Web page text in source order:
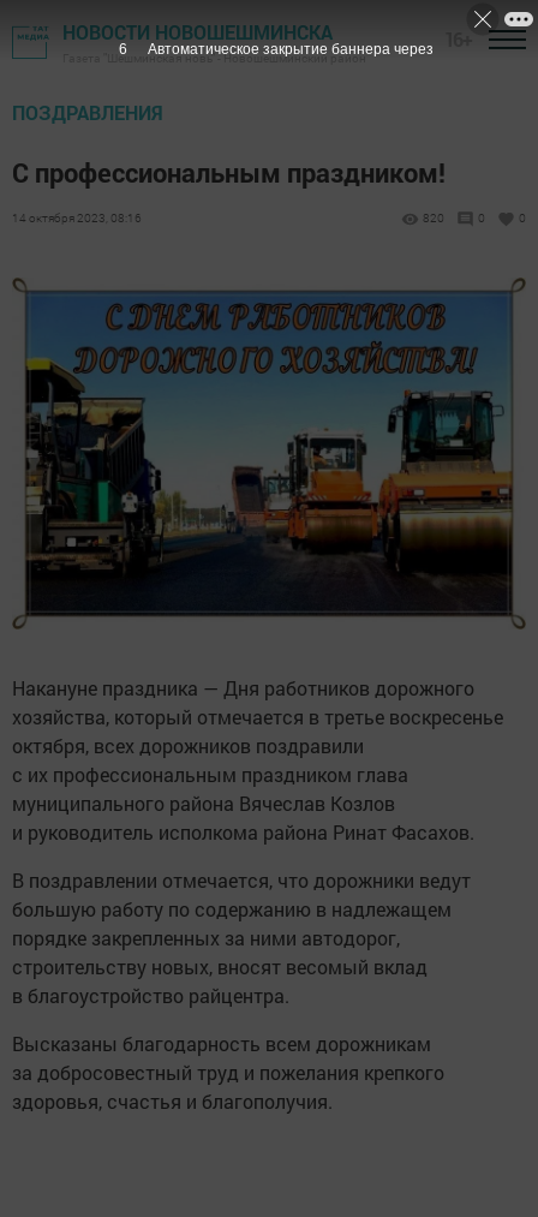
НОВОСТИ НОВОШЕШМИНСКА
Газета "Шешминская новь" - Новошешминский район
ПОЗДРАВЛЕНИЯ
С профессиональным праздником!
14 октября 2023, 08:16 820 0 0
Накануне праздника — Дня работников дорожного
хозяйства, который отмечается в третье воскресенье
октября, всех дорожников поздравили
с их профессиональным праздником глава
муниципального района Вячеслав Козлов
и руководитель исполкома района Ринат Фасахов.
В поздравлении отмечается, что дорожники ведут
большую работу по содержанию в надлежащем
порядке закрепленных за ними автодорог,
строительству новых, вносят весомый вклад
в благоустройство райцентра.
Высказаны благодарность всем дорожникам
за добросовестный труд и пожелания крепкого
здоровья, счастья и благополучия.
6 Автоматическое закрытие баннера через